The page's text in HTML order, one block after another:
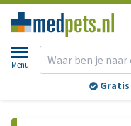
Menu
Gratis